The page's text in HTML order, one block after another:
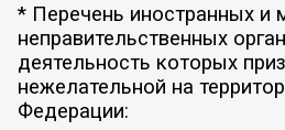
* Перечень иностранных и
неправительственных
деятельность которых
нежелательной на
Федерации: